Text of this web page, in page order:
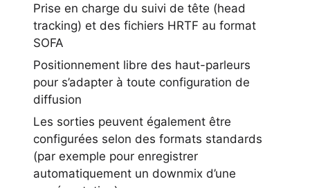
Prise en charge du suivi de tête (head
tracking) et des fichiers HRTF au format
SOFA
Positionnement libre des haut-parleurs
pour s’adapter à toute configuration de
diffusion
Les sorties peuvent également être
configurées selon des formats standards
(par exemple pour enregistrer
automatiquement un downmix d’une